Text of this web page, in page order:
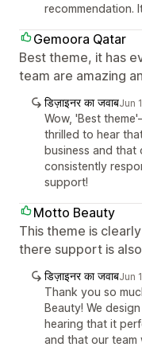
recommendation.
Gemoora Qatar
Best theme, it has
team are amazing
डिज़ाइनर का जवाबJun
Wow, 'Best
thrilled to hear
business and that
consistently
support!
Motto Beauty
This theme is
there support is
डिज़ाइनर का जवाबJun
Thank you so
Beauty! We
hearing that it
and that our team